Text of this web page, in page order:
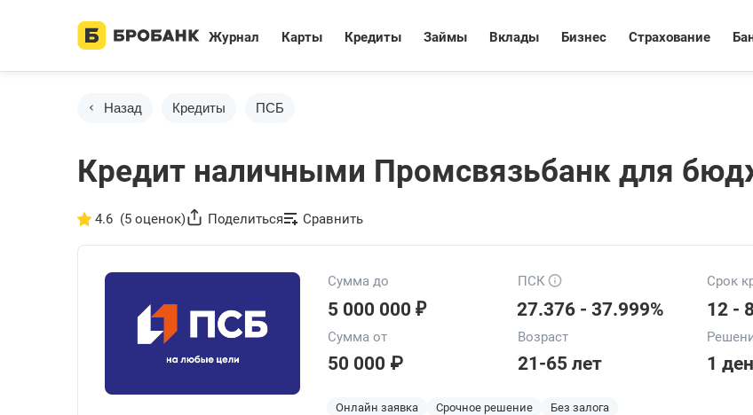
Журнал Карты Кредиты Займы Вклады Бизнес Страхование
Назад Кредиты ПСБ
Кредит наличными Промсвязьбанк для
4.6 (5 оценок) Поделиться Сравнить
Сумма до
5 000 000 ₽
ПСК
27.376 - 37.999%
Срок
12 -
Сумма от
50 000 ₽
Возраст
21-65 лет 1
Онлайн заявка Срочное решение Без залога